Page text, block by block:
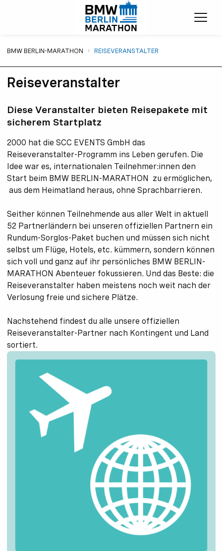
BMW BERLIN-MARATHON REISEVERANSTALTER
Reiseveranstalter
Diese Veranstalter bieten Reisepakete mit
sicherem Startplatz
2000 hat die SCC EVENTS GmbH das
Reiseveranstalter-Programm ins Leben gerufen. Die
Idee war es, internationalen Teilnehmer:innen den
Start beim BMW BERLIN-MARATHON zu ermöglichen,
aus dem Heimatland heraus, ohne Sprachbarrieren.
Seither können Teilnehmende aus aller Welt in aktuell
52 Partnerländern bei unseren offiziellen Partnern ein
Rundum-Sorglos-Paket buchen und müssen sich nicht
selbst um Flüge, Hotels, etc. kümmern, sondern können
sich voll und ganz auf ihr persönliches BMW BERLIN-
MARATHON Abenteuer fokussieren. Und das Beste: die
Reiseveranstalter haben meistens noch weit nach der
Verlosung freie und sichere Plätze.
Nachstehend findest du alle unsere offiziellen
Reiseveranstalter-Partner nach Kontingent und Land
sortiert.